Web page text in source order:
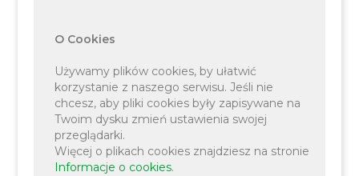
– podejmowanie pozarolniczej działalności
gospodarczej przez osoby fizyczne – Start DG,
O Cookies
Używamy plików cookies, by ułatwić
korzystanie z naszego serwisu. Jeśli nie
chcesz, aby pliki cookies były zapisywane na
Twoim dysku zmień ustawienia swojej
przeglądarki.
Więcej o plikach cookies znajdziesz na stronie
Informacje o cookies.